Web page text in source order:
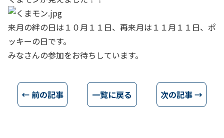
来月の絆の日は１０月１１日、再来月は１１月１１日、ポ
ッキーの日です。
みなさんの参加をお待ちしています。
← 前の記事 一覧に戻る 次の記事 →